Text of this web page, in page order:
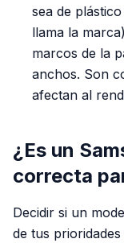
sea de
llama la
marcos de la
anchos. Son
afectan al
¿Es un
correcta
Decidir si un
de tus